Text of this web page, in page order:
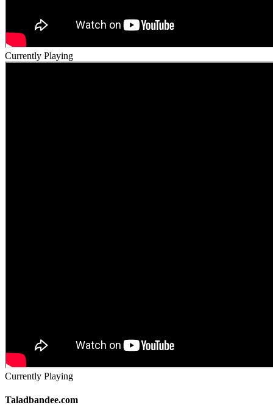
Currently Playing
Currently Playing
Taladbandee.com